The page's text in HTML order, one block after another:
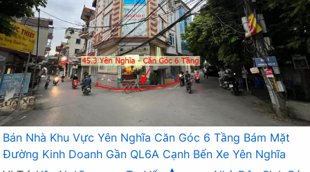
Bán Nhà Khu Vực Yên Nghĩa Căn Góc 6 Tầng Bám Mặt
Đường Kinh Doanh Gần QL6A Cạnh Bến Xe Yên Nghĩa